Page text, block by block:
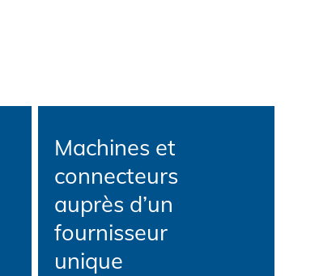
Machines et
connecteurs
auprès d’un
fournisseur
unique